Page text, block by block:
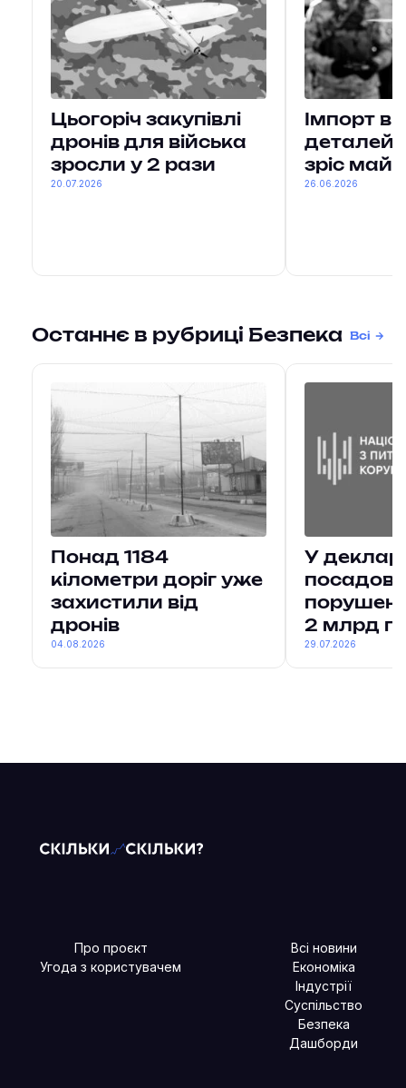
Цьогоріч закупівлі
дронів для війська
зросли у 2 рази
20.07.2026
Імпорт в
деталей
зріс
26.06.2026
Останнє в рубриці Безпека Всі
Понад 1184
кілометри доріг уже
захистили від
дронів
04.08.2026
У
2 млрд
29.07.2026
Про проєкт
Угода з користувачем
Всі новини
Економіка
Індустрії
Суспільство
Безпека
Дашборди